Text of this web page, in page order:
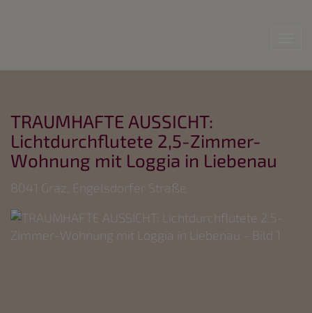
TRAUMHAFTE AUSSICHT:
Lichtdurchflutete 2,5-Zimmer-
Wohnung mit Loggia in Liebenau
8041 Graz , Engelsdorfer Straße